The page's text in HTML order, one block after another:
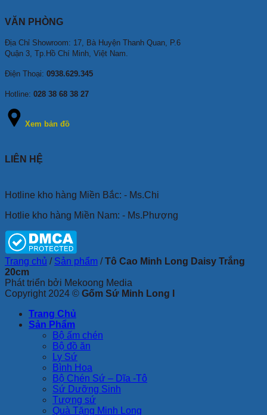
VĂN PHÒNG
Địa Chỉ Showroom: 17, Bà Huyện Thanh Quan, P.6
Quận 3, Tp.Hồ Chí Minh, Việt Nam.
Điện Thoại: 0938.629.345
Hotline: 028 38 68 38 27
Xem bản đồ
LIÊN HỆ
Hotline kho hàng Miền Bắc: - Ms.Chi
Hotlie kho hàng Miền Nam: - Ms.Phượng
Trang chủ / Sản phẩm /Tô Cao Minh Long Daisy Trắng
20cm
Phát triển bởi Mekoong Media
Copyright 2024 © Gốm Sứ Minh Long I
Trang Chủ
Sản Phẩm
Bộ ấm chén
Bộ đồ ăn
Ly Sứ
Bình Hoa
Bộ Chén Sứ – Dĩa -Tô
Sứ Dưỡng Sinh
Tượng sứ
Quà Tặng Minh Long